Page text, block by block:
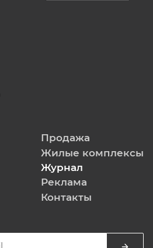
Продажа
Жилые комплексы
Журнал
Реклама
Контакты